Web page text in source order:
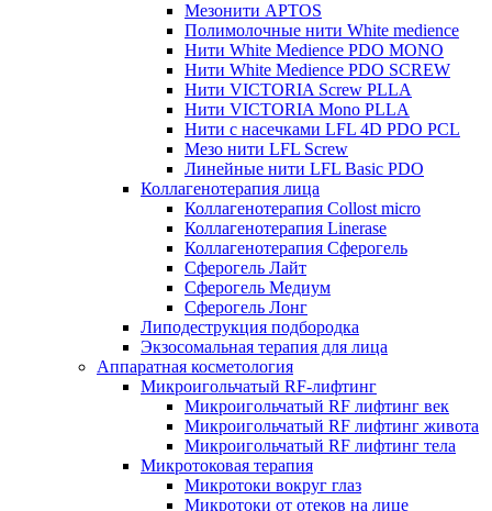
Мезонити APTOS
Полимолочные нити White medience
Нити White Medience PDO MONO
Нити White Medience PDO SCREW
Нити VICTORIA Screw PLLA
Нити VICTORIA Mono PLLA
Нити с насечками LFL 4D PDO PCL
Мезо нити LFL Screw
Линейные нити LFL Basic PDO
Коллагенотерапия лица
Коллагенотерапия Collost micro
Коллагенотерапия Linerase
Коллагенотерапия Сферогель
Сферогель Лайт
Сферогель Медиум
Сферогель Лонг
Липодеструкция подбородка
Экзосомальная терапия для лица
Аппаратная косметология
Микроигольчатый RF-лифтинг
Микроигольчатый RF лифтинг век
Микроигольчатый RF лифтинг живота
Микроигольчатый RF лифтинг тела
Микротоковая терапия
Микротоки вокруг глаз
Микротоки от отеков на лице